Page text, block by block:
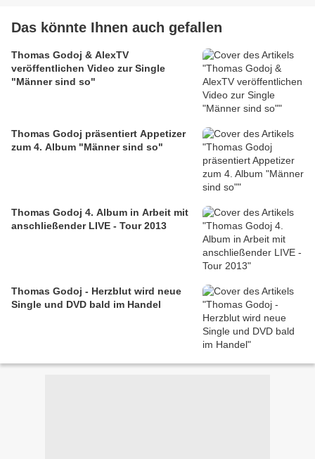
Das könnte Ihnen auch gefallen
Thomas Godoj & AlexTV
veröffentlichen Video zur Single
"Männer sind so"
Thomas Godoj präsentiert Appetizer
zum 4. Album "Männer sind so"
Thomas Godoj 4. Album in Arbeit mit
anschließender LIVE - Tour 2013
Thomas Godoj - Herzblut wird neue
Single und DVD bald im Handel